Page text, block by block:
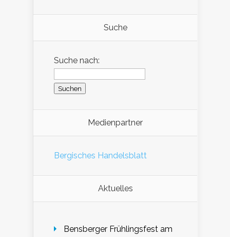
Suche
Suche nach:
Medienpartner
Bergisches Handelsblatt
Aktuelles
Bensberger Frühlingsfest am